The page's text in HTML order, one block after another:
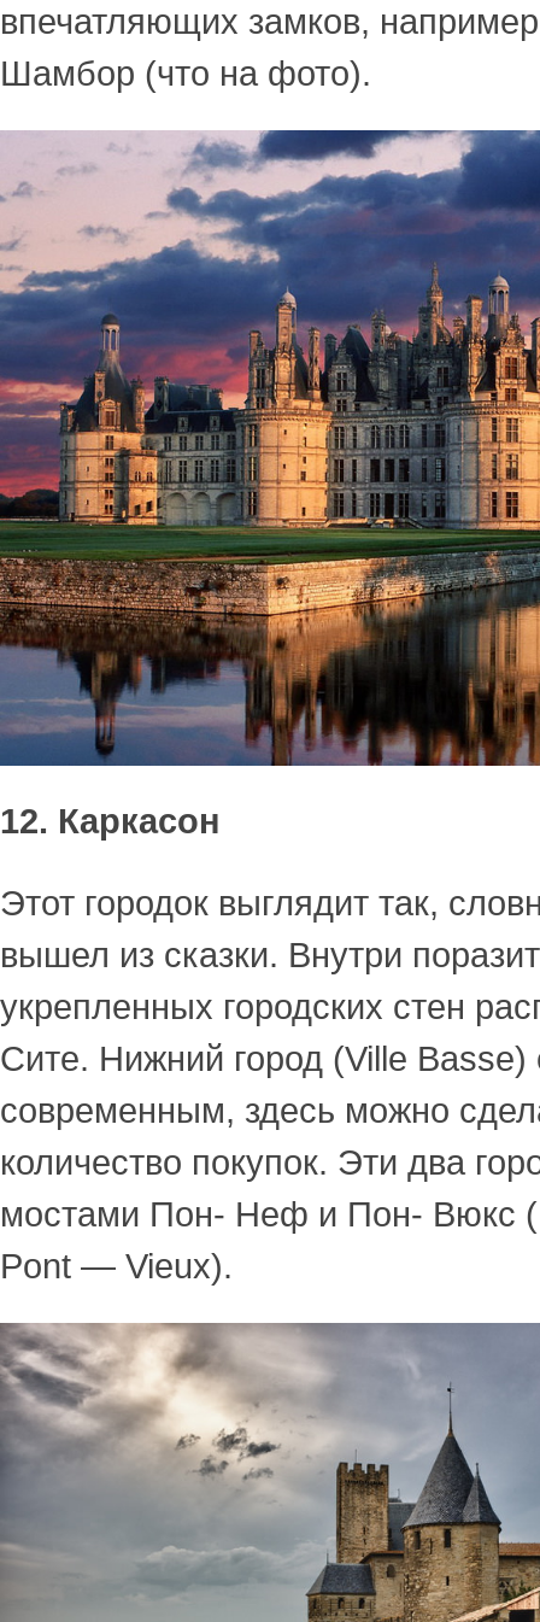
впечатляющих замков,
Шамбор (что на фото).
12. Каркасон
Этот городок выглядит так,
вышел из сказки. Внутри
укрепленных городских стен
Сите. Нижний город (Ville Basse)
современным, здесь можно
количество покупок. Эти два
мостами Пон- Неф и Пон- Вюкс
Pont — Vieux).